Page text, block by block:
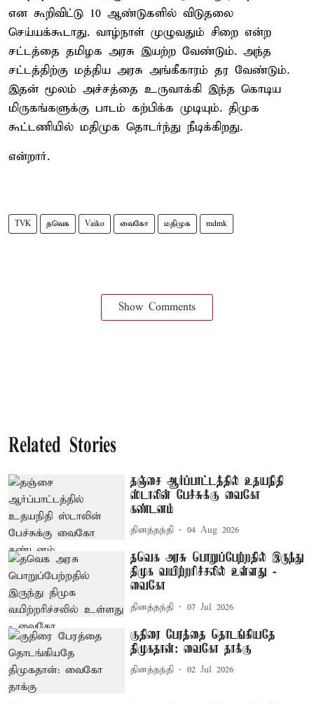
என கூறிவிட்டு 10 ஆண்டுகளில் விடுதலை
செய்யக்கூடாது. வாழ்நாள் முழுவதும் சிறை என்ற
சட்டத்தை தமிழக அரசு இயற்ற வேண்டும். அந்த
சட்டத்திற்கு மத்திய அரசு அங்கீகாரம் தர வேண்டும்.
இதன் மூலம் அச்சத்தை உருவாக்கி இந்த கொடிய
மிருகங்களுக்கு பாடம் கற்பிக்க முடியும். திமுக
கூட்டணியில் மதிமுக தொடர்ந்து நீடிக்கிறது.
என்றார்.
TVK தவெக Vaiko வைகோ மதிமுக mdmk
Show Comments
Related Stories
தஞ்சை ஆர்ப்பாட்டத்தில் உதயநிதி
ஸ்டாலின் பேச்சுக்கு வைகோ
கண்டனம்
தினத்தந்தி 04 Aug 2026
தவெக அரசு பொறுப்பேற்றதில் இருந்து
திமுக வயிற்றரிச்சலில் உள்ளது -
வைகோ
தினத்தந்தி 07 Jul 2026
குதிரை பேரத்தை தொடங்கியதே
திமுகதான்: வைகோ தாக்கு
தினத்தந்தி 02 Jul 2026